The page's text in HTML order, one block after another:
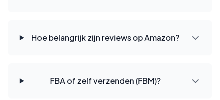
Hoe belangrijk zijn reviews op Amazon?
FBA of zelf verzenden (FBM)?